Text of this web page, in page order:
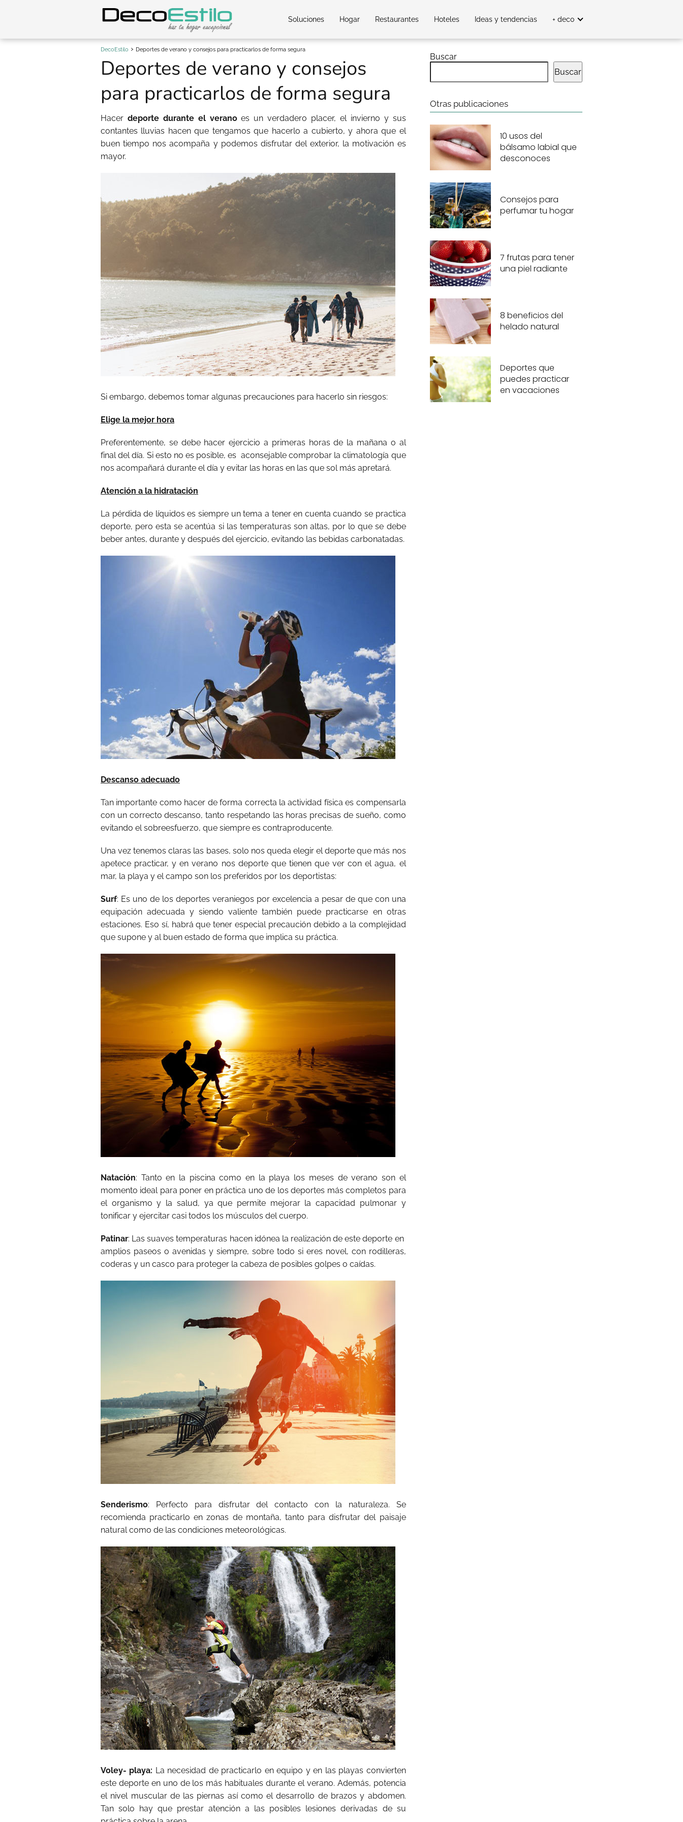
Soluciones Hogar Restaurantes Hoteles Ideas y tendencias + deco
DecoEstilo Deportes de verano y consejos para practicarlos de forma segura
Deportes de verano y consejos
para practicarlos de forma segura
Hacer deporte durante el veranoes un verdadero placer, el invierno y sus
contantes lluvias hacen que tengamos que hacerlo a cubierto, y ahora que el
buen tiempo nos acompaña y podemos disfrutar del exterior, la motivación es
mayor.
Si embargo, debemos tomar algunas precauciones para hacerlo sin riesgos:
Elige la mejor hora
Preferentemente, se debe hacer ejercicio a primeras horas de la mañana o al
final del día. Si esto no es posible, es aconsejable comprobar la climatología que
nos acompañará durante el día y evitar las horas en las que sol más apretará.
Atención a la hidratación
La pérdida de líquidos es siempre un tema a tener en cuenta cuando se practica
deporte, pero esta se acentúa si las temperaturas son altas, por lo que se debe
beber antes, durante y después del ejercicio, evitando las bebidas carbonatadas.
Descanso adecuado
Tan importante como hacer de forma correcta la actividad física es compensarla
con un correcto descanso, tanto respetando las horas precisas de sueño, como
evitando el sobreesfuerzo, que siempre es contraproducente.
Una vez tenemos claras las bases, solo nos queda elegir el deporte que más nos
apetece practicar, y en verano nos deporte que tienen que ver con el agua, el
mar, la playa y el campo son los preferidos por los deportistas:
Surf: Es uno de los deportes veraniegos por excelencia a pesar de que con una
equipación adecuada y siendo valiente también puede practicarse en otras
estaciones. Eso sí, habrá que tener especial precaución debido a la complejidad
que supone y al buen estado de forma que implica su práctica.
Natación: Tanto en la piscina como en la playa los meses de verano son el
momento ideal para poner en práctica uno de los deportes más completos para
el organismo y la salud, ya que permite mejorar la capacidad pulmonar y
tonificar y ejercitar casi todos los músculos del cuerpo.
Patinar: Las suaves temperaturas hacen idónea la realización de este deporte en
amplios paseos o avenidas y siempre, sobre todo si eres novel, con rodilleras,
coderas y un casco para proteger la cabeza de posibles golpes o caídas.
Senderismo: Perfecto para disfrutar del contacto con la naturaleza. Se
recomienda practicarlo en zonas de montaña, tanto para disfrutar del paisaje
natural como de las condiciones meteorológicas.
Voley- playa: La necesidad de practicarlo en equipo y en las playas convierten
este deporte en uno de los más habituales durante el verano. Además, potencia
el nivel muscular de las piernas así como el desarrollo de brazos y abdomen.
Tan solo hay que prestar atención a las posibles lesiones derivadas de su
Buscar
Buscar
Otras publicaciones
10 usos del
bálsamo labial que
desconoces
Consejos para
perfumar tu hogar
7 frutas para tener
una piel radiante
8 beneficios del
helado natural
Deportes que
puedes practicar
en vacaciones